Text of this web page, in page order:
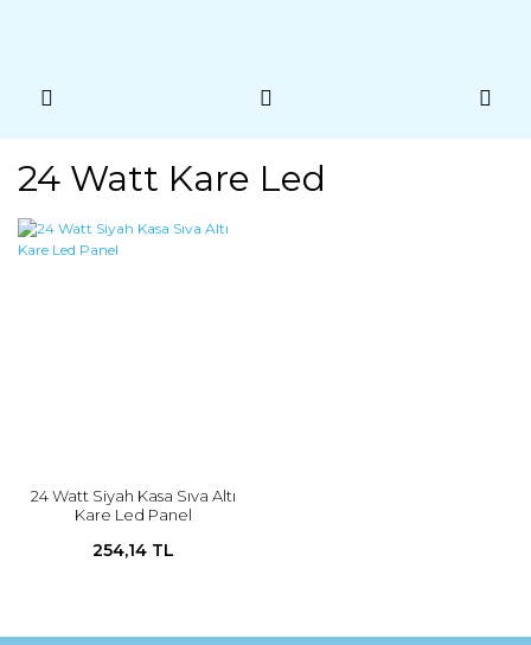
24 Watt Kare Led
24 Watt Siyah Kasa Sıva Altı
Kare Led Panel
254,14 TL